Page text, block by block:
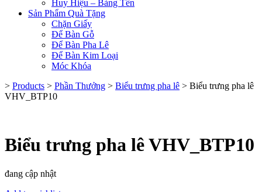
Huy Hiệu – Bảng Tên
Sản Phẩm Quà Tặng
Chặn Giấy
Để Bàn Gỗ
Để Bàn Pha Lê
Để Bàn Kim Loại
Móc Khóa
> Products > Phần Thưởng > Biểu trưng pha lê > Biểu trưng pha lê
VHV_BTP10
Biểu trưng pha lê VHV_BTP10
đang cập nhật